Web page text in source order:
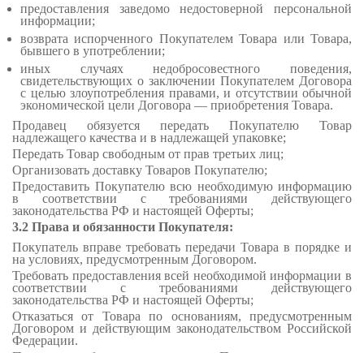
предоставления заведомо недостоверной персональной
информации;
возврата испорченного Покупателем Товара или Товара,
бывшего в употреблении;
иных случаях недобросовестного поведения,
свидетельствующих о заключении Покупателем Договора
с целью злоупотребления правами, и отсутствии обычной
экономической цели Договора — приобретения Товара.
Продавец обязуется передать Покупателю Товар
надлежащего качества и в надлежащей упаковке;
Передать Товар свободным от прав третьих лиц;
Организовать доставку Товаров Покупателю;
Предоставить Покупателю всю необходимую информацию
в соответствии с требованиями действующего
законодательства РФ и настоящей Оферты;
3.2 Права и обязанности Покупателя:
Покупатель вправе требовать передачи Товара в порядке и
на условиях, предусмотренным Договором.
Требовать предоставления всей необходимой информации в
соответствии с требованиями действующего
законодательства РФ и настоящей Оферты;
Отказаться от Товара по основаниям, предусмотренным
Договором и действующим законодательством Российской
Федерации.